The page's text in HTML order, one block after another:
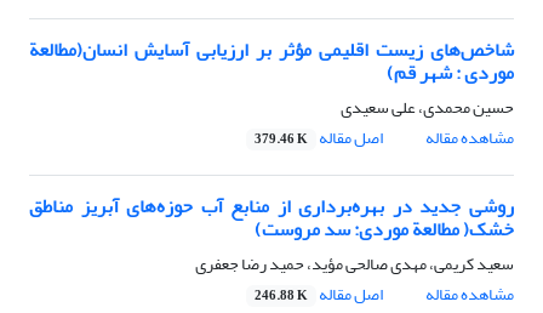
شاخص‌های زیست اقلیمی مؤثر بر ارزیابی آسایش انسان(مطالعة
موردی : شهر قم)
حسین محمدی، علی سعیدی
مشاهده مقاله
اصل مقاله 379.46 K
روشی جدید در بهره‌برداری از منابع آب حوزه‌های آبریز مناطق
خشک( مطالعة موردی: سد مروست)
سعید کریمی، مهدی صالحی مؤید، حمید رضا جعفری
مشاهده مقاله
اصل مقاله 246.88 K